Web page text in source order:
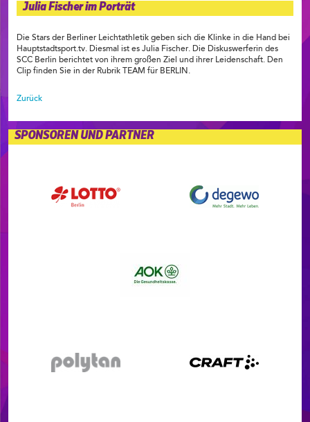
Julia Fischer im Porträt
Die Stars der Berliner Leichtathletik geben sich die Klinke in die Hand bei
Hauptstadtsport.tv. Diesmal ist es Julia Fischer. Die Diskuswerferin des
SCC Berlin berichtet von ihrem großen Ziel und ihrer Leidenschaft. Den
Clip finden Sie in der Rubrik TEAM für BERLIN.
Zurück
SPONSOREN UND PARTNER